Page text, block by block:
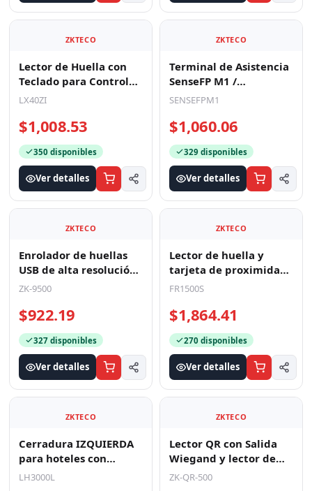
ZKTECO
Lector de Huella con
Teclado para Control
de Asistencia, 500
LX40ZI
$1,008.53
350 disponibles
Ver detalles
ZKTECO
Terminal de Asistencia
SenseFP M1 /
Autenticación por
Pantalla
SENSEFPM1
$1,060.06
329 disponibles
Ver detalles
ZKTECO
Enrolador de huellas
USB de alta resolución
/ SDK gratuito para
ZK-9500
$922.19
327 disponibles
Ver detalles
ZKTECO
Lector de huella y
tarjeta de proximidad
esclavo RS-485 para
FR1500S
$1,864.41
270 disponibles
Ver detalles
ZKTECO
Cerradura IZQUIERDA
para hoteles con
lectura de tarjetas
LH3000L
ZKTECO
Lector QR con Salida
Wiegand y lector de
tarjetas MIFARE®
ZK-QR-500